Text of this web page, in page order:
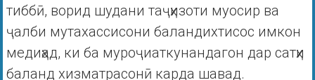
тиббӣ, ворид шудани таҷҳизоти муосир ва
ҷалби мутахассисони баландихтисос имкон
медиҳад, ки ба муроҷиаткунандагон дар сатҳи
баланд хизматрасонӣ карда шавад.